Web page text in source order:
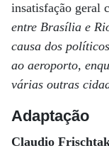
insatisfação geral
entre Brasília e
causa dos
ao aeroporto,
várias outras
Adaptação
Claudio